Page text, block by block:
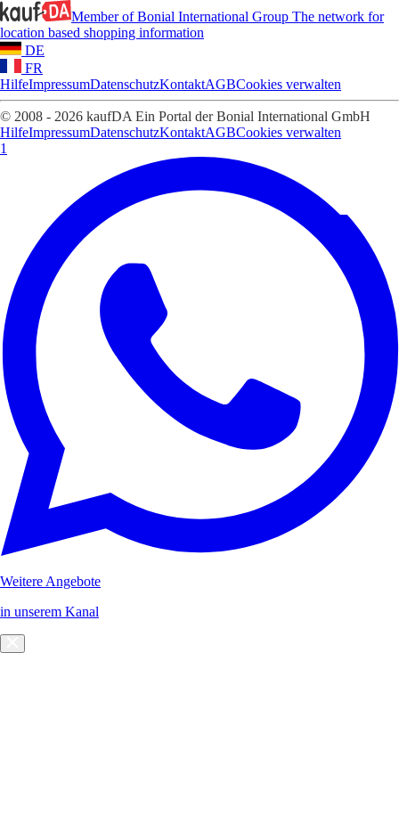
Member of Bonial International Group The network for
location based shopping information
DE
FR
HilfeImpressumDatenschutzKontaktAGBCookies verwalten
© 2008 - 2026 kaufDA Ein Portal der Bonial International GmbH
HilfeImpressumDatenschutzKontaktAGBCookies verwalten
1
Weitere Angebote
in unserem Kanal